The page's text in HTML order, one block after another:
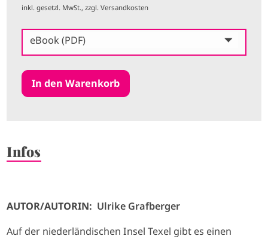
inkl. gesetzl. MwSt., zzgl. Versandkosten
eBook (PDF)
Infos
AUTOR/AUTORIN: Ulrike Grafberger
Auf der niederländischen Insel Texel gibt es einen